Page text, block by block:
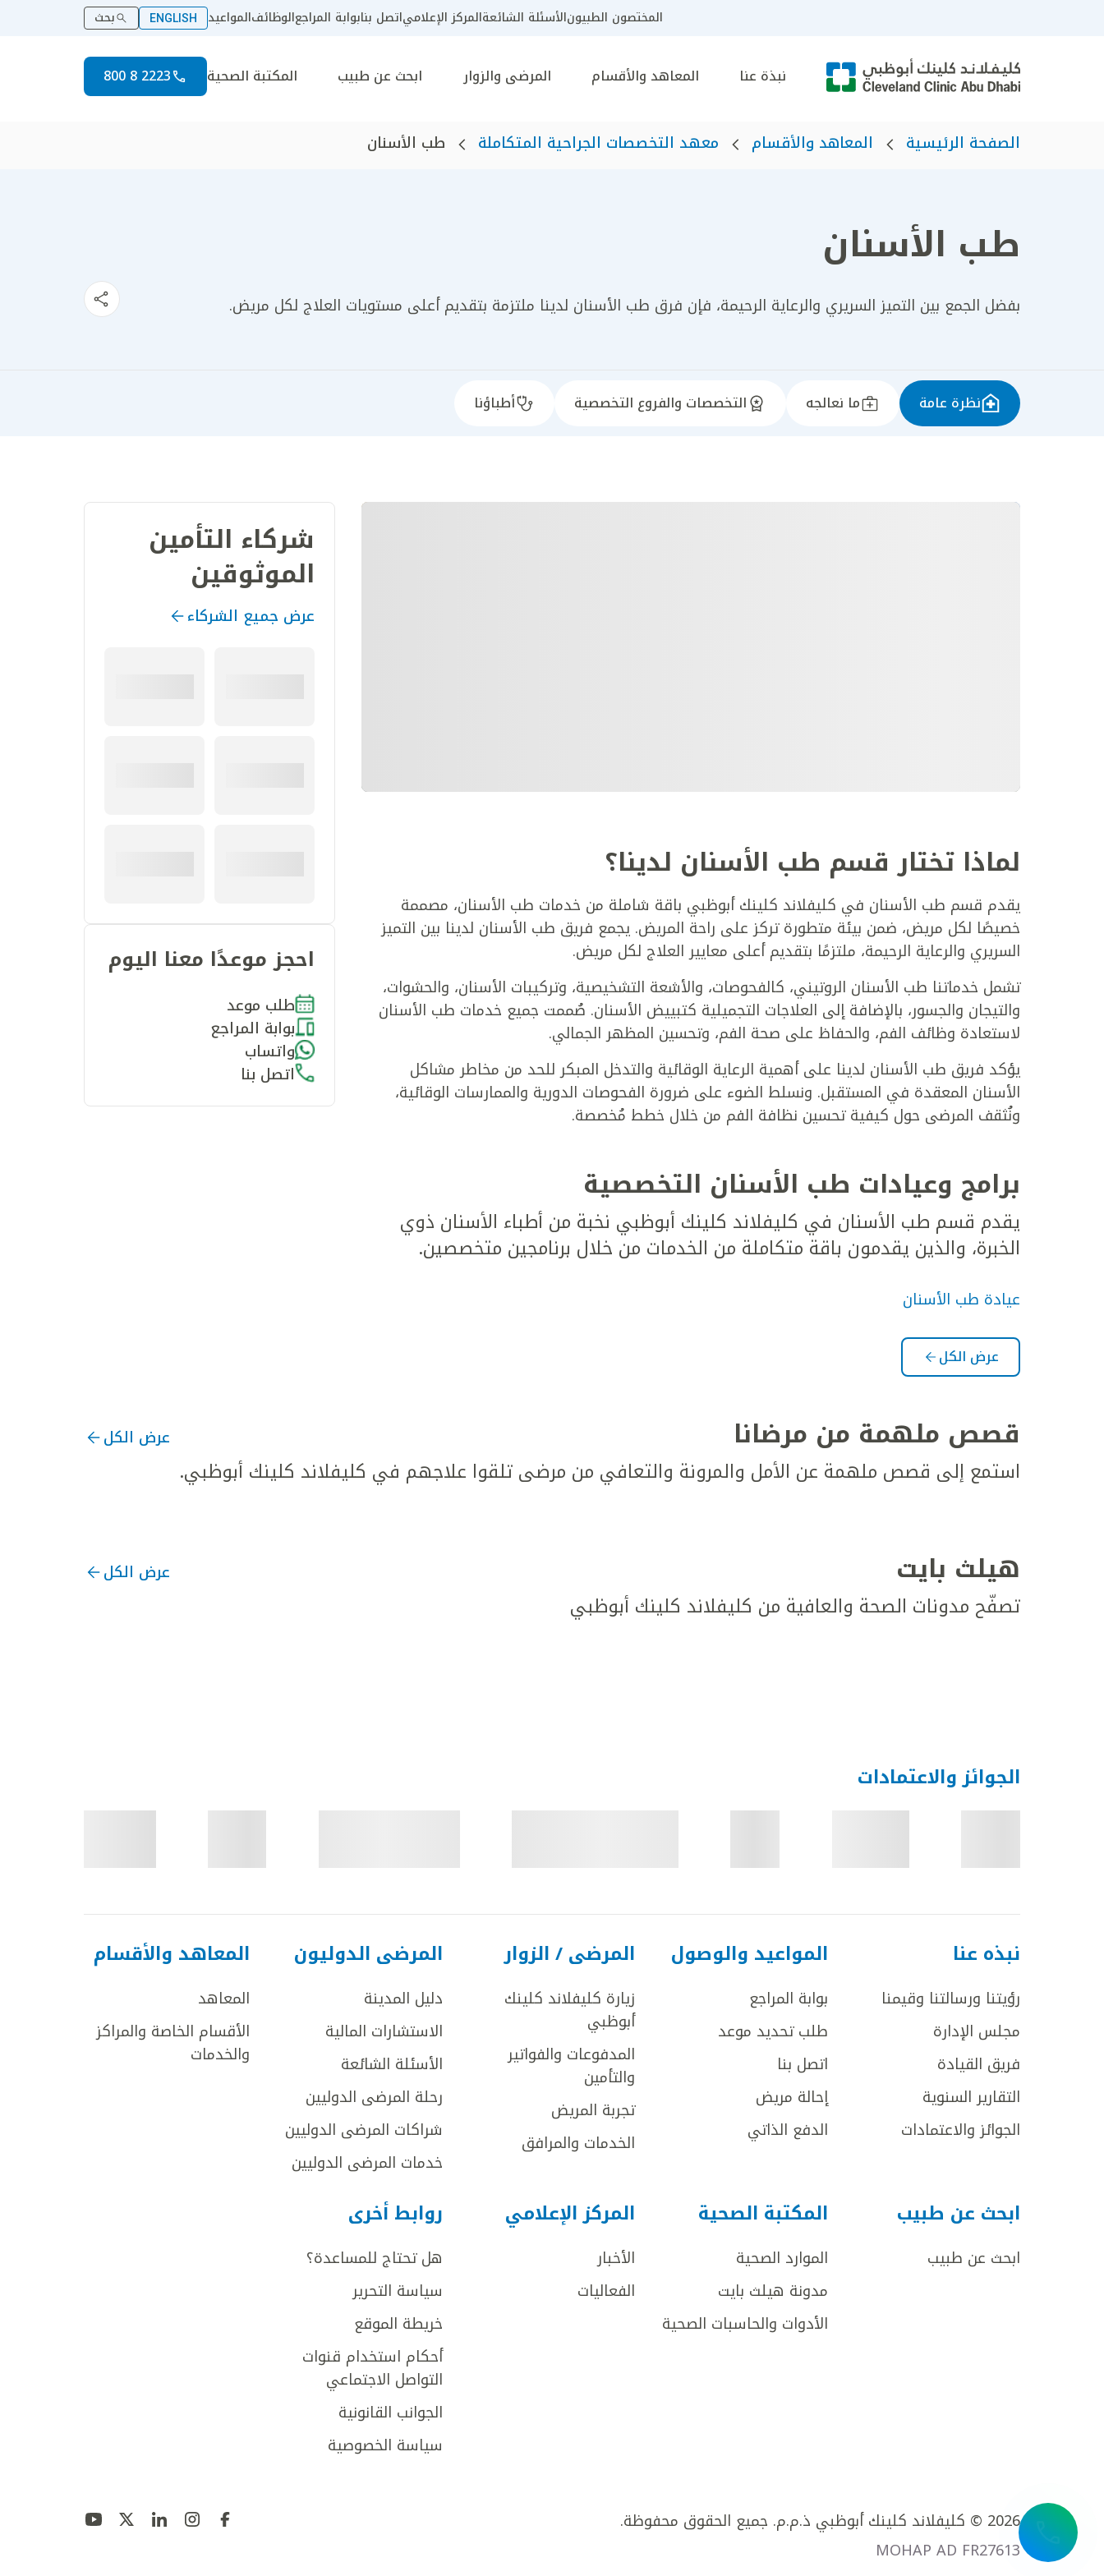
المختصون الطبيونالأسئلة الشائعةالمركز الإعلامياتصل بنابوابة المراجعالوظائفالمواعيد ENGLISH بحث
نبذة عنا المعاهد والأقسام المرضى والزوار ابحث عن طبيب المكتبة الصحية 2223 8 800
الصفحة الرئيسية المعاهد والأقسام معهد التخصصات الجراحية المتكاملة طب الأسنان
طب الأسنان
بفضل الجمع بين التميز السريري والرعاية الرحيمة، فإن فرق طب الأسنان لدينا ملتزمة بتقديم أعلى مستويات العلاج لكل مريض.
نظرة عامة ما نعالجه التخصصات والفروع التخصصية أطباؤنا
لماذا تختار قسم طب الأسنان لدينا؟
يقدم قسم طب الأسنان في كليفلاند كلينك أبوظبي باقة شاملة من خدمات طب الأسنان، مصممة
خصيصًا لكل مريض، ضمن بيئة متطورة تركز على راحة المريض. يجمع فريق طب الأسنان لدينا بين التميز
السريري والرعاية الرحيمة، ملتزمًا بتقديم أعلى معايير العلاج لكل مريض.
تشمل خدماتنا طب الأسنان الروتيني، كالفحوصات، والأشعة التشخيصية، وتركيبات الأسنان، والحشوات،
والتيجان والجسور، بالإضافة إلى العلاجات التجميلية كتبييض الأسنان. صُممت جميع خدمات طب الأسنان
لاستعادة وظائف الفم، والحفاظ على صحة الفم، وتحسين المظهر الجمالي.
يؤكد فريق طب الأسنان لدينا على أهمية الرعاية الوقائية والتدخل المبكر للحد من مخاطر مشاكل
الأسنان المعقدة في المستقبل. ونسلط الضوء على ضرورة الفحوصات الدورية والممارسات الوقائية،
ونُثقف المرضى حول كيفية تحسين نظافة الفم من خلال خطط مُخصصة.
برامج وعيادات طب الأسنان التخصصية
يقدم قسم طب الأسنان في كليفلاند كلينك أبوظبي نخبة من أطباء الأسنان ذوي
الخبرة، والذين يقدمون باقة متكاملة من الخدمات من خلال برنامجين متخصصين.
عيادة طب الأسنان
عرض الكل
شركاء التأمين
الموثوقين
عرض جميع الشركاء
احجز موعدًا معنا اليوم
طلب موعد
بوابة المراجع
واتساب
اتصل بنا
قصص ملهمة من مرضانا عرض الكل
استمع إلى قصص ملهمة عن الأمل والمرونة والتعافي من مرضى تلقوا علاجهم في كليفلاند كلينك أبوظبي.
هيلث بايت عرض الكل
تصفّح مدونات الصحة والعافية من كليفلاند كلينك أبوظبي
الجوائز والاعتمادات
نبذه عنا
رؤيتنا ورسالتنا وقيمنا
مجلس الإدارة
فريق القيادة
التقارير السنوية
الجوائز والاعتمادات
المواعيد والوصول
بوابة المراجع
طلب تحديد موعد
اتصل بنا
إحالة مريض
الدفع الذاتي
المرضى / الزوار
زيارة كليفلاند كلينك
أبوظبي
المدفوعات والفواتير
والتأمين
تجربة المريض
الخدمات والمرافق
المرضى الدوليون
دليل المدينة
الاستشارات المالية
الأسئلة الشائعة
رحلة المرضى الدوليين
شراكات المرضى الدوليين
خدمات المرضى الدوليين
المعاهد والأقسام
المعاهد
الأقسام الخاصة والمراكز
والخدمات
ابحث عن طبيب
ابحث عن طبيب
المكتبة الصحية
الموارد الصحية
مدونة هيلث بايت
الأدوات والحاسبات الصحية
المركز الإعلامي
الأخبار
الفعاليات
روابط أخرى
هل تحتاج للمساعدة؟
سياسة التحرير
خريطة الموقع
أحكام استخدام قنوات
التواصل الاجتماعي
الجوانب القانونية
سياسة الخصوصية
2026 © كليفلاند كلينك أبوظبي ذ.م.م. جميع الحقوق محفوظة.
MOHAP AD FR27613